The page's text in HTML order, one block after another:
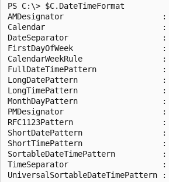
PS C:\> $C.DateTimeFormat
AMDesignator                     :
Calendar                         :
DateSeparator
FirstDayOfWeek                   :
CalendarWeekRule                 :
FullDateTimePattern              :
LongDatePattern                  :
LongTimePattern                  :
MonthDayPattern                  :
PMDesignator                     :
RFC1123Pattern                   :
ShortDatePattern                 :
ShortTimePattern                 :
SortableDateTimePattern
TimeSeparator                    :